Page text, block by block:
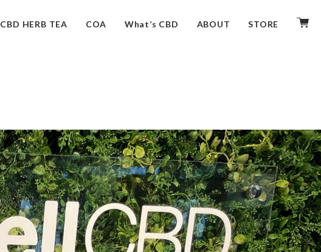
CBD HERB TEA COA What’s CBD ABOUT STORE